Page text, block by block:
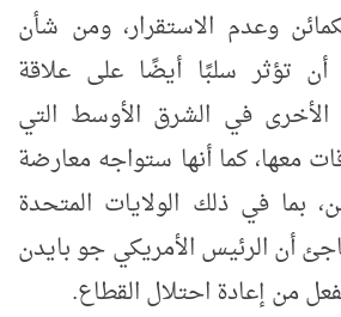
وعدم الاستقرار، ومن شأن
تؤثر سلبًا أيضًا على علاقة
الأخرى في الشرق الأوسط التي
معها، كما أنها ستواجه معارضة
بما في ذلك الولايات المتحدة
أن الرئيس الأمريكي جو بايدن
من إعادة احتلال القطاع.